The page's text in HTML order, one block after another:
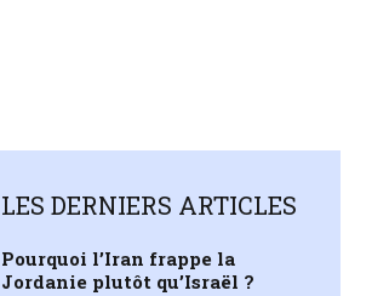
LES DERNIERS ARTICLES
Pourquoi l’Iran frappe la
Jordanie plutôt qu’Israël ?